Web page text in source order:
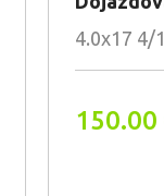
4.0x17 4/
150.00